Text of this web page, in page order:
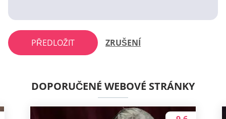
PŘEDLOŽIT ZRUŠENÍ
DOPORUČENÉ WEBOVÉ STRÁNKY